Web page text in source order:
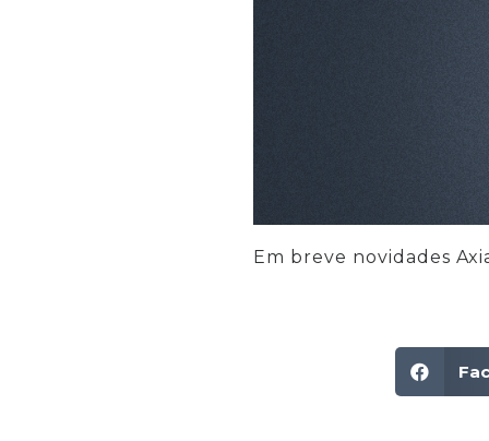
Em breve novidades